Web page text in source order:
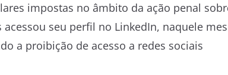
impostas no âmbito da ação penal
seu perfil no LinkedIn, naquele
a proibição de acesso a redes sociais